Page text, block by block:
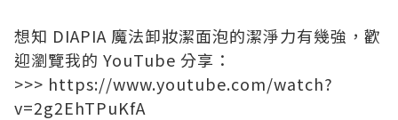
想知 DIAPIA 魔法卸妝潔面泡的潔淨力有幾強，歡
迎瀏覽我的 YouTube 分享：
>>> https://www.youtube.com/watch?
v=2g2EhTPuKfA